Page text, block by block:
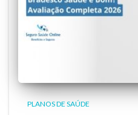
PLANOS DE SAÚDE